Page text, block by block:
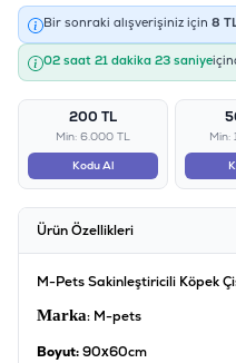
Bir sonraki alışverişiniz için 8
02 saat 21 dakika 23 saniye
200 TL
Min: 6.000 TL
Kodu Al
Min:
Ürün Özellikleri
M-Pets Sakinleştiricili Köpek
Marka: M-pets
Boyut:90x60cm